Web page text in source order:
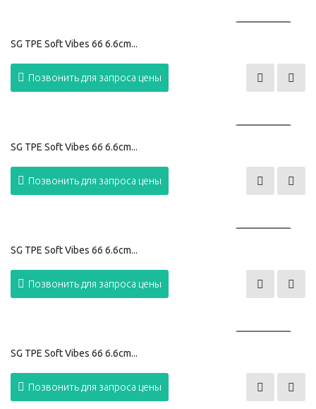
SG TPE Soft Vibes 66 6.6cm...
Позвонить для запроса цены
SG TPE Soft Vibes 66 6.6cm...
Позвонить для запроса цены
SG TPE Soft Vibes 66 6.6cm...
Позвонить для запроса цены
SG TPE Soft Vibes 66 6.6cm...
Позвонить для запроса цены